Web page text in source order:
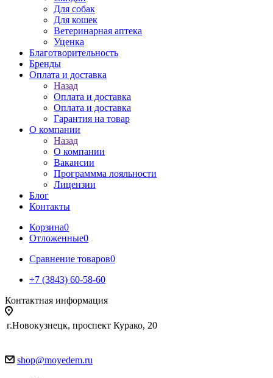
Для собак
Для кошек
Ветеринарная аптека
Уценка
Благотворительность
Бренды
Оплата и доставка
Назад
Оплата и доставка
Оплата и доставка
Гарантия на товар
О компании
Назад
О компании
Вакансии
Программма лояльности
Лицензии
Блог
Контакты
Корзина0
Отложенные0
Сравнение товаров0
+7 (3843) 60-58-60
Контактная информация
г.Новокузнецк, проспект Курако, 20
shop@moyedem.ru